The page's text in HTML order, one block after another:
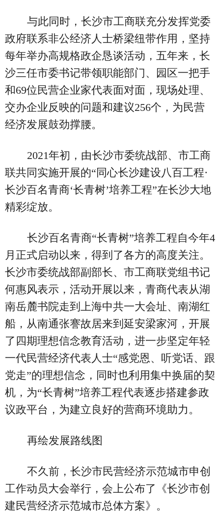
与此同时，长沙市工商联充分发挥党委
政府联系非公经济人士桥梁纽带作用，坚持
每年举办高规格政企恳谈活动，五年来，长
沙三任市委书记带领职能部门、园区一把手
和69位民营企业家代表面对面，现场处理、
交办企业反映的问题和建议256个，为民营
经济发展鼓劲撑腰。
2021年初，由长沙市委统战部、市工商
联共同实施开展的“同心长沙建设八百工程·
长沙百名青商‘长青树’培养工程”在长沙大地
精彩绽放。
长沙百名青商“长青树”培养工程自今年4
月正式启动以来，得到了各方的高度关注。
长沙市委统战部副部长、市工商联党组书记
何惠风表示，活动开展以来，青商代表从湖
南岳麓书院走到上海中共一大会址、南湖红
船，从南通张謇故居来到延安梁家河，开展
了四期理想信念教育活动，进一步坚定年轻
一代民营经济代表人士“感党恩、听党话、跟
党走”的理想信念，同时也利用集中换届的契
机，为“长青树”培养工程代表逐步搭建参政
议政平台，为建立良好的营商环境助力。
再绘发展路线图
不久前，长沙市民营经济示范城市申创
工作动员大会举行，会上公布了《长沙市创
建民营经济示范城市总体方案》。